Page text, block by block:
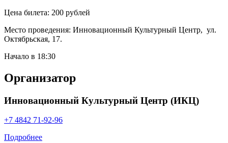
Цена билета: 200 рублей
Место проведения: Инновационный Культурный Центр, ул.
Октябрьская, 17.
Начало в 18:30
Организатор
Инновационный Культурный Центр (ИКЦ)
+7 4842 71‑92-96
Подробнее